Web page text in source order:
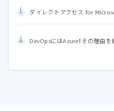
ダイレクトアクセス for
DevOpsにはAzure！その理由